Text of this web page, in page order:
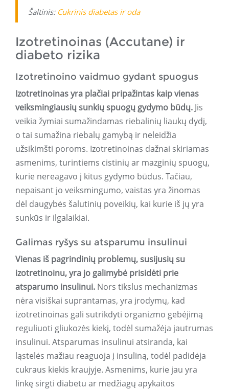
Šaltinis: Cukrinis diabetas ir oda
Izotretinoinas (Accutane) ir
diabeto rizika
Izotretinoino vaidmuo gydant spuogus
Izotretinoinas yra plačiai pripažintas kaip vienas
veiksmingiausių sunkių spuogų gydymo būdų. Jis
veikia žymiai sumažindamas riebalinių liaukų dydį,
o tai sumažina riebalų gamybą ir neleidžia
užsikimšti poroms. Izotretinoinas dažnai skiriamas
asmenims, turintiems cistinių ar mazginių spuogų,
kurie nereagavo į kitus gydymo būdus. Tačiau,
nepaisant jo veiksmingumo, vaistas yra žinomas
dėl daugybės šalutinių poveikių, kai kurie iš jų yra
sunkūs ir ilgalaikiai.
Galimas ryšys su atsparumu insulinui
Vienas iš pagrindinių problemų, susijusių su
izotretinoinu, yra jo galimybė prisidėti prie
atsparumo insulinui. Nors tikslus mechanizmas
nėra visiškai suprantamas, yra įrodymų, kad
izotretinoinas gali sutrikdyti organizmo gebėjimą
reguliuoti gliukozės kiekį, todėl sumažėja jautrumas
insulinui. Atsparumas insulinui atsiranda, kai
ląstelės mažiau reaguoja į insuliną, todėl padidėja
cukraus kiekis kraujyje. Asmenims, kurie jau yra
linkę sirgti diabetu ar medžiagų apykaitos